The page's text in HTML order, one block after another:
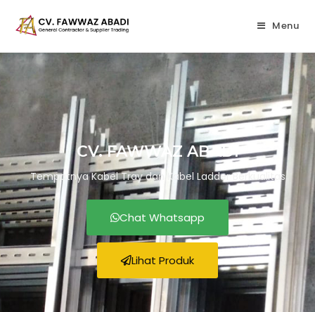
Menu
CV. FAWWAZ ABADI
Tempatnya Kabel Tray dan Kabel Ladder Berkualitas
Chat Whatsapp
Lihat Produk